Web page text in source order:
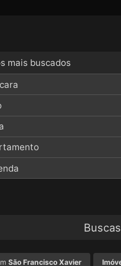
mais buscados
São Francisco Xavier